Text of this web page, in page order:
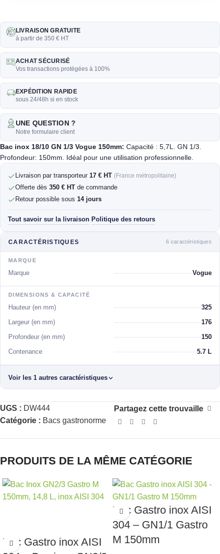
LIVRAISON GRATUITE
à partir de 350 € HT
ACHAT SÉCURISÉ
Vos transactions protégées à 100%
EXPÉDITION RAPIDE
sous 24/48h si en stock
UNE QUESTION ?
Notre formulaire client
Bac inox 18/10 GN 1/3 Vogue 150mm: Capacité : 5,7L. GN 1/3.
Profondeur: 150mm. Idéal pour une utilisation professionnelle.
Livraison par transporteur 17 € HT (France métropolitaine)
Offerte dès 350 € HT de commande
Retour possible sous 14 jours
Tout savoir sur la livraison· Politique des retours
CARACTÉRISTIQUES 6 caractéristiques
MARQUE
Marque Vogue
DIMENSIONS & CAPACITÉ
Hauteur (en mm) 325
Largeur (en mm) 176
Profondeur (en mm) 150
Contenance 5.7 L
Voir les 1 autres caractéristiques
UGS : DW444
Catégorie : Bacs gastronorme
Partagez cette trouvaille
PRODUITS DE LA MÊME CATÉGORIE
Bac Gastro inox AISI
Bac Gastro inox AISI
304 – GN1/1 Gastro
M 150mm